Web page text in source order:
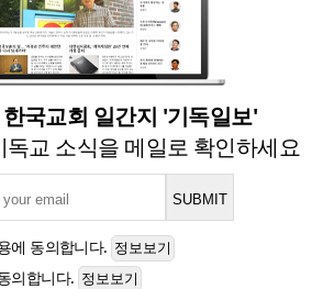
국교회 일간지 '기독일보'
독교 소식을 메일로 확인하세요
에 동의합니다.
의합니다.
청와대 입력 2014. 06. 05 16:55
미는 7.30 재보선
의원직 사퇴한 이들 다수..새누
을 강조할 것으로 예상..동반
마지막 승부처 될 것